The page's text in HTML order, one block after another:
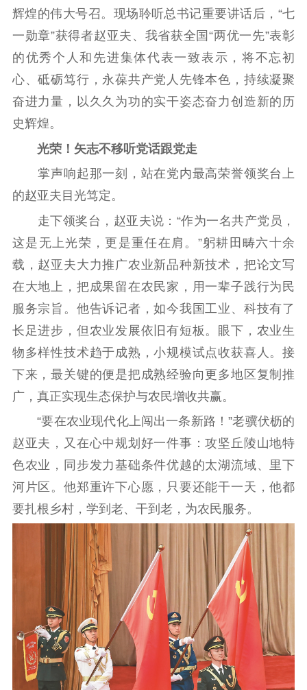
精品生产 文化惠民
文化传承
文化交流
体制改革
文化产业
紫金文化艺术节
品牌活动 紫艺舞台
精神文明
文明创建
社会宣传
思想政治教育
红色资源保护利
用
新闻出版
精品出版 全民阅读
出版监管
扫黄打非
电影工作
电影创作 电影市场
机关党建
党建要闻 学习在线
文化人才
紫金人才 职称评审
数据资源
公共服务
新时代公民素养
提升资源库
新闻出版
政务服务
作品著作权
登记服务
科研创新
服务管理平台
智库服务
管理平台
文艺创作
服务管理
文化产业
数字出版
新闻发布工作备
辉煌的伟大号召。现场聆听总书记重要讲话后，“七
一勋章”获得者赵亚夫、我省获全国“两优一先”表彰
的优秀个人和先进集体代表一致表示，将不忘初
心、砥砺笃行，永葆共产党人先锋本色，持续凝聚
奋进力量，以久久为功的实干姿态奋力创造新的历
史辉煌。
光荣！矢志不移听党话跟党走
掌声响起那一刻，站在党内最高荣誉领奖台上
的赵亚夫目光笃定。
走下领奖台，赵亚夫说：“作为一名共产党员，
这是无上光荣，更是重任在肩。”躬耕田畴六十余
载，赵亚夫大力推广农业新品种新技术，把论文写
在大地上，把成果留在农民家，用一辈子践行为民
服务宗旨。他告诉记者，如今我国工业、科技有了
长足进步，但农业发展依旧有短板。眼下，农业生
物多样性技术趋于成熟，小规模试点收获喜人。接
下来，最关键的便是把成熟经验向更多地区复制推
广，真正实现生态保护与农民增收共赢。
“要在农业现代化上闯出一条新路！”老骥伏枥的
赵亚夫，又在心中规划好一件事：攻坚丘陵山地特
色农业，同步发力基础条件优越的太湖流域、里下
河片区。他郑重许下心愿，只要还能干一天，他都
要扎根乡村，学到老、干到老，为农民服务。